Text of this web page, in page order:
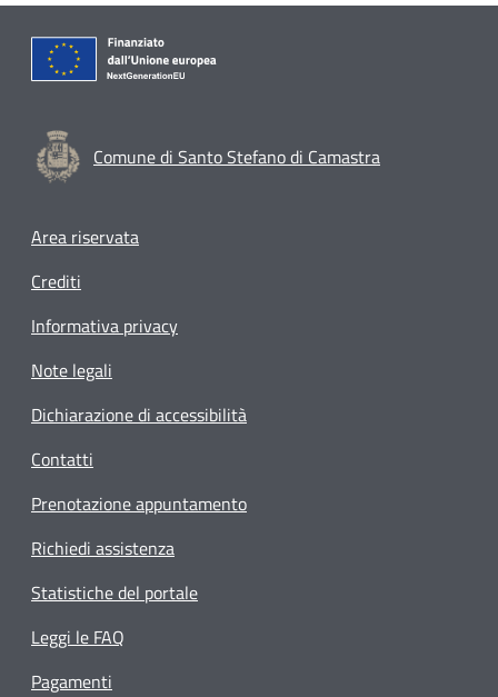
Comune di Santo Stefano di Camastra
Footer menu
Area riservata
Crediti
Informativa privacy
Note legali
Dichiarazione di accessibilità
Contatti
Prenotazione appuntamento
Richiedi assistenza
Statistiche del portale
Leggi le FAQ
Pagamenti